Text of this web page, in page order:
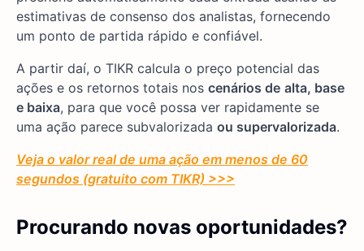
estimativas de consenso dos analistas, fornecendo
um ponto de partida rápido e confiável.
A partir daí, o TIKR calcula o preço potencial das
ações e os retornos totais nos cenários de alta, base
e baixa, para que você possa ver rapidamente se
uma ação parece subvalorizada ou supervalorizada.
Veja o valor real de uma ação em menos de 60
segundos (gratuito com TIKR) >>>
Procurando novas oportunidades?